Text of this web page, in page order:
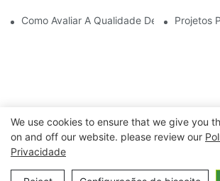
Como Avaliar A Qualidade De UmaProjetos
Outdoor&Eletrodomésticos Co., Ltd. |
We use cookies to ensure that we give you
on and off our website. please review our
Privacidade